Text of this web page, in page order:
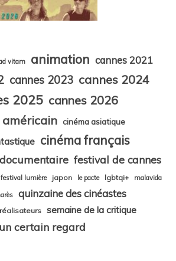
vitam animation cannes 2021
cannes 2023 cannes 2024
2025 cannes 2026
cinéma asiatique
cinéma français
documentaire festival de cannes
festival lumière japon le pacte lgbtqi+ malavida
quinzaine des cinéastes
semaine de la critique
un certain regard